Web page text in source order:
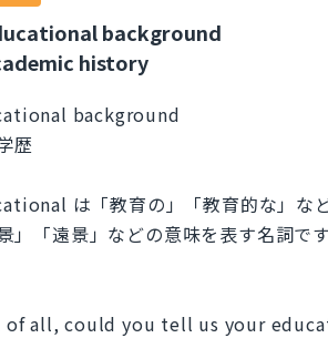
background
history
background
歴
は「教育の」「教育的な」な
景」「遠景」などの意味を表す名詞
of all, could you tell us your